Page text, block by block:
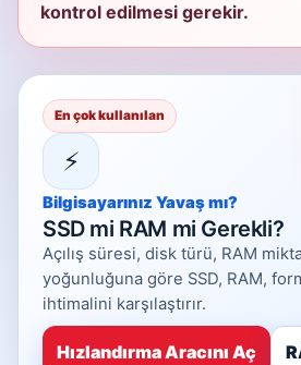
kontrol edilmesi gerekir.
En çok kullanılan
⚡
Bilgisayarınız Yavaş mı?
SSD mi RAM mi Gerekli?
Açılış süresi, disk türü, RAM
yoğunluğuna göre SSD, RAM,
ihtimalini karşılaştırır.
Hızlandırma Aracını Aç